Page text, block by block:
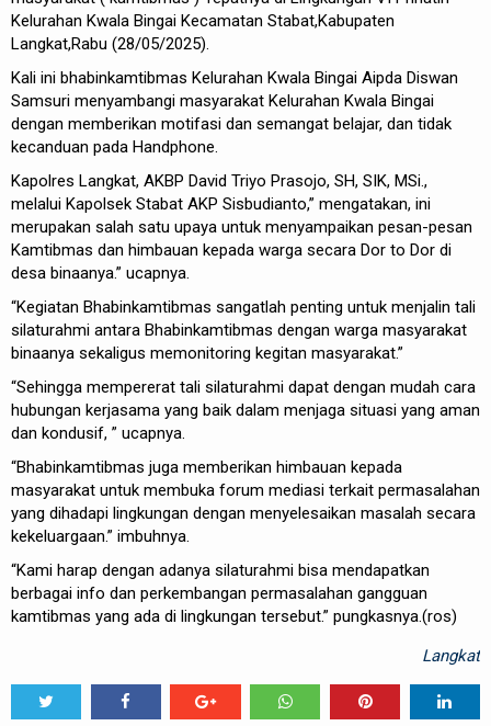
Kelurahan Kwala Bingai Kecamatan Stabat,Kabupaten
Langkat,Rabu (28/05/2025).
Kali ini bhabinkamtibmas Kelurahan Kwala Bingai Aipda Diswan
Samsuri menyambangi masyarakat Kelurahan Kwala Bingai
dengan memberikan motifasi dan semangat belajar, dan tidak
kecanduan pada Handphone.
Kapolres Langkat, AKBP David Triyo Prasojo, SH, SIK, MSi.,
melalui Kapolsek Stabat AKP Sisbudianto,” mengatakan, ini
merupakan salah satu upaya untuk menyampaikan pesan-pesan
Kamtibmas dan himbauan kepada warga secara Dor to Dor di
desa binaanya.” ucapnya.
“Kegiatan Bhabinkamtibmas sangatlah penting untuk menjalin tali
silaturahmi antara Bhabinkamtibmas dengan warga masyarakat
binaanya sekaligus memonitoring kegitan masyarakat.”
“Sehingga mempererat tali silaturahmi dapat dengan mudah cara
hubungan kerjasama yang baik dalam menjaga situasi yang aman
dan kondusif, ” ucapnya.
“Bhabinkamtibmas juga memberikan himbauan kepada
masyarakat untuk membuka forum mediasi terkait permasalahan
yang dihadapi lingkungan dengan menyelesaikan masalah secara
kekeluargaan.” imbuhnya.
“Kami harap dengan adanya silaturahmi bisa mendapatkan
berbagai info dan perkembangan permasalahan gangguan
kamtibmas yang ada di lingkungan tersebut.” pungkasnya.(ros)
Langkat